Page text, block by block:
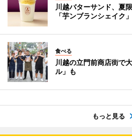
川越バターサンド、夏
「芋ンブランシェイク
食べる
川越の立門前商店街で
ル」も
もっと見る